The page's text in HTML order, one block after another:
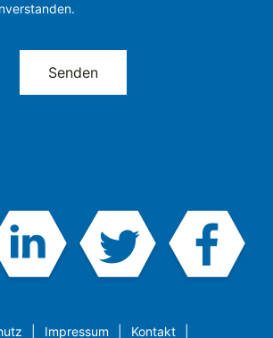
Impressum Kontakt